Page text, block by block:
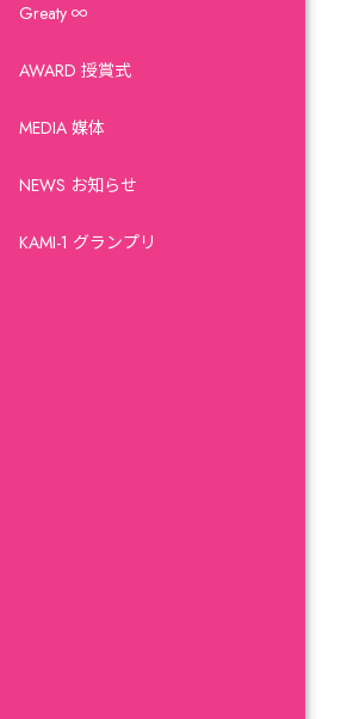
Greaty ∞
AWARD 授賞式
MEDIA 媒体
NEWS お知らせ
KAMI-1 グランプリ